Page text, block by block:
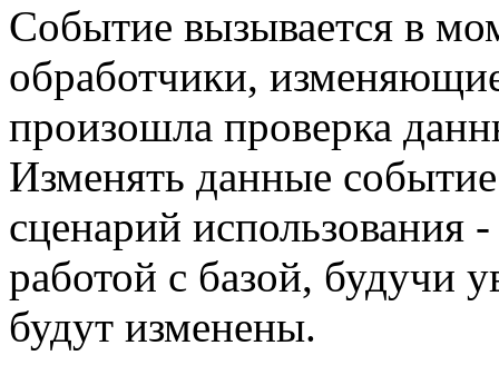
Событие вызывается в
обработчики,
произошла проверка
Изменять данные
сценарий использования
работой с базой, будучи
будут изменены.